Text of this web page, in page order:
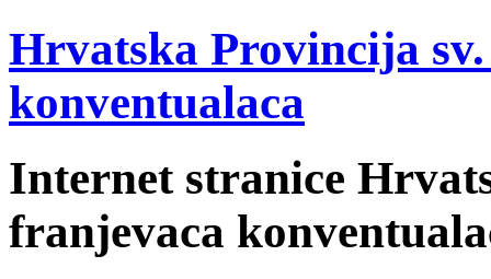
Hrvatska Provincija
konventualaca
Internet stranice
franjevaca